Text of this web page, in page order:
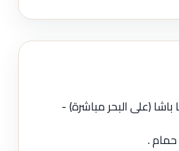
350 م سابا باشا (على البحر مباشرة) -